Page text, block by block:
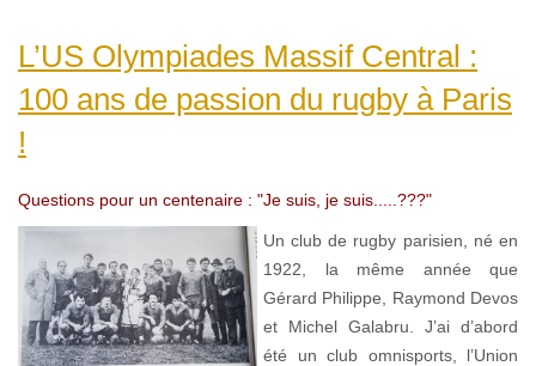
L’US Olympiades Massif Central :
100 ans de passion du rugby à Paris
!
Questions pour un centenaire : "Je suis, je suis.....???"
Un club de rugby parisien, né en
1922, la même année que
Gérard Philippe, Raymond Devos
et Michel Galabru. J’ai d’abord
été un club omnisports, l’Union